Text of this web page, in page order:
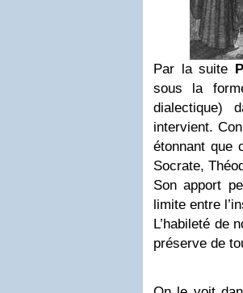
Par la suite
sous la
dialectique)
intervient.
étonnant que
Socrate,
Son apport
limite entre
L’habileté de
préserve de